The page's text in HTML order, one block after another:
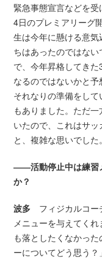
緊急事態宣言などを
4日のプレミアリーグ
生は今年に懸ける意
ちはあったのではな
で、今年昇格してき
なるのではないかと
それなりの準備をし
もありました。ただ
いたので、これはサ
と、複雑な思いでした。
――活動停止中は練習
か？
波多 フィジカルコー
メニューを与えてく
も落としたくなかっ
ーについてどう思う